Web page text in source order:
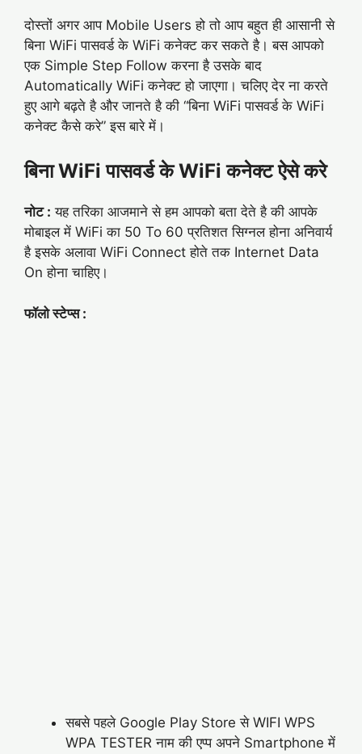
दोस्तों अगर आप Mobile Users हो तो आप बहुत ही आसानी से
बिना WiFi पासवर्ड के WiFi कनेक्ट कर सकते है। बस आपको
एक Simple Step Follow करना है उसके बाद
Automatically WiFi कनेक्ट हो जाएगा। चलिए देर ना करते
हुए आगे बढ़ते है और जानते है की “बिना WiFi पासवर्ड के WiFi
कनेक्ट कैसे करे” इस बारे में।
बिना WiFi पासवर्ड के WiFi कनेक्ट ऐसे करे
नोट : यह तरिका आजमाने से हम आपको बता देते है की आपके
मोबाइल में WiFi का 50 To 60 प्रतिशत सिग्नल होना अनिवार्य
है इसके अलावा WiFi Connect होते तक Internet Data
On होना चाहिए।
फॉलो स्टेप्स :
सबसे पहले Google Play Store से WIFI WPS
WPA TESTER नाम की एप्प अपने Smartphone में